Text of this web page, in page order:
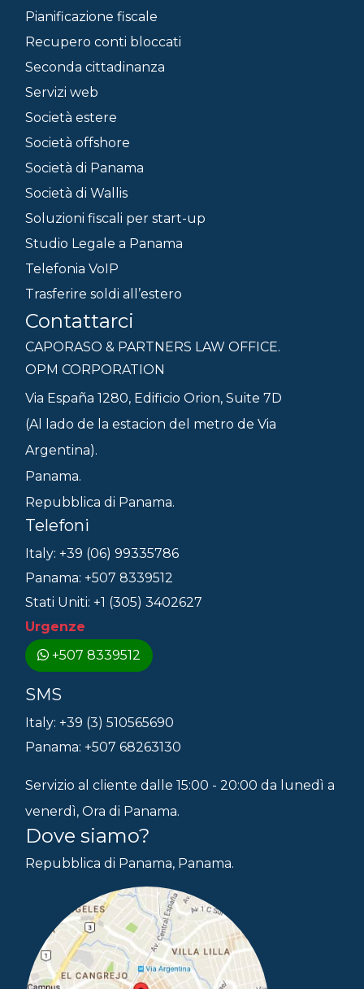
Pianificazione fiscale
Recupero conti bloccati
Seconda cittadinanza
Servizi web
Società estere
Società offshore
Società di Panama
Società di Wallis
Soluzioni fiscali per start-up
Studio Legale a Panama
Telefonia VoIP
Trasferire soldi all’estero
Contattarci
CAPORASO & PARTNERS LAW OFFICE.
OPM CORPORATION
Via España 1280, Edificio Orion, Suite 7D
(Al lado de la estacion del metro de Via
Argentina).
Panama.
Repubblica di Panama.
Telefoni
Italy: +39 (06) 99335786
Panama: +507 8339512
Stati Uniti: +1 (305) 3402627
Urgenze
+507 8339512
SMS
Italy: +39 (3) 510565690
Panama: +507 68263130
Servizio al cliente dalle 15:00 - 20:00 da lunedì a
venerdì, Ora di Panama.
Dove siamo?
Repubblica di Panama, Panama.